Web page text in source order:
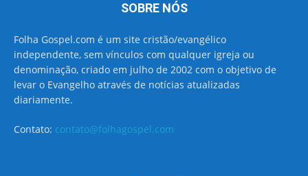
SOBRE NÓS
Folha Gospel.com é um site cristão/evangélico
independente, sem vínculos com qualquer igreja ou
denominação, criado em julho de 2002 com o objetivo de
levar o Evangelho através de notícias atualizadas
diariamente.
Contato: contato@folhagospel.com